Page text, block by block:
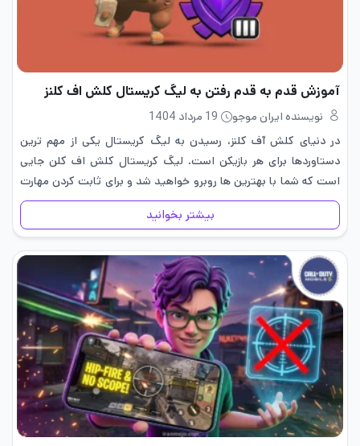
آموزش قدم به قدم رفتن به لیگ کریستال کلش اف کلنز
نویسنده ایران موجو
19 مرداد 1404
در دنیای کلش آف کلنز، رسیدن به لیگ کریستال یکی از مهم ترین
دستاوردها برای هر بازیکن است. لیگ کریستال کلش اف کلن جایی
است که شما با بهترین ها روبرو خواهید شد و برای ثابت کردن مهارت
هایتان در…
بیشتر بخوانید